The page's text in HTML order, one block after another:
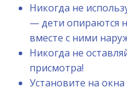
Никогда не
— дети опираются
вместе с ними
Никогда не
присмотра!
Установите на